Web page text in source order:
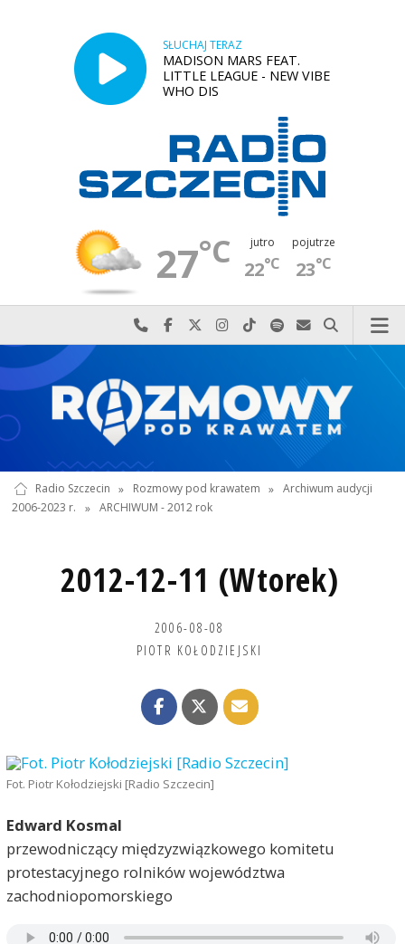
SŁUCHAJ TERAZ
MADISON MARS FEAT.
LITTLE LEAGUE - NEW VIBE
WHO DIS
27°C jutro
22°C
pojutrze
23°C
Najlepiej po prostu do nas zadzwoń
Odwiedź nas na Facebook-u
Odwiedź nas na X
Odwiedź nas na Instagram-ie
Odwiedź nas na TikTok-u
Szukaj nas na Spotify
Wyślij do nas
Szukaj
Radio Szczecin » Rozmowy pod krawatem » Archiwum audycji
2006-2023 r.
» ARCHIWUM - 2012 rok
2012-12-11 (Wtorek)
2006-08-08
PIOTR KOŁODZIEJSKI
Fot. Piotr Kołodziejski [Radio Szczecin]
Edward Kosmal
przewodniczący międzyzwiązkowego komitetu
protestacyjnego rolników województwa
zachodniopomorskiego